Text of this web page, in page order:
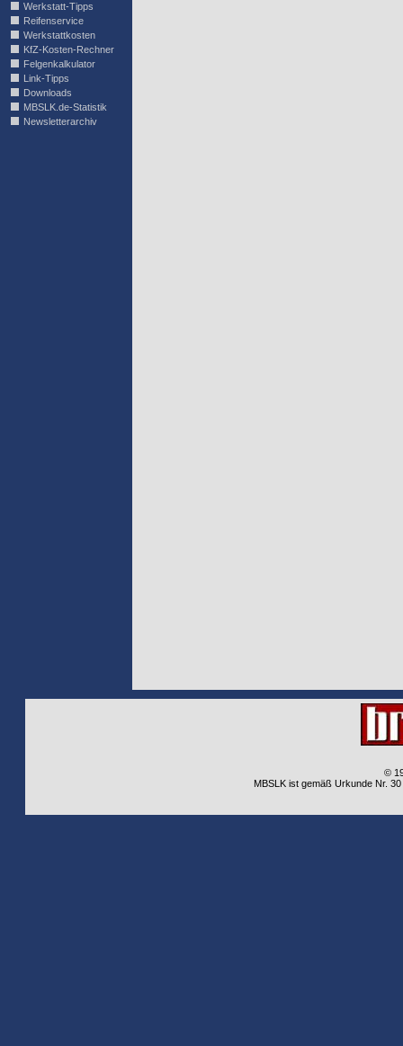
Werkstatt-Tipps
Reifenservice
Werkstattkosten
KfZ-Kosten-Rechner
Felgenkalkulator
Link-Tipps
Downloads
MBSLK.de-Statistik
Newsletterarchiv
©
MBSLK ist gemäß Urkunde Nr.